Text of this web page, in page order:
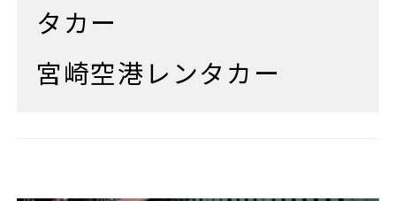
タカー
宮崎空港レンタカー